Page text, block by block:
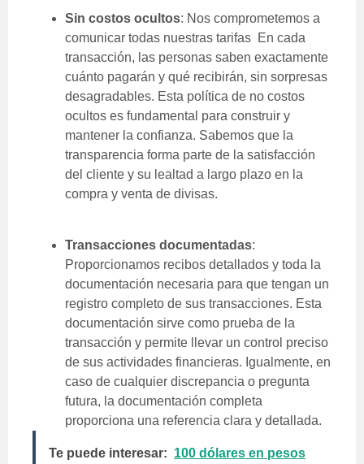
Sin costos ocultos: Nos comprometemos a
comunicar todas nuestras tarifas En cada
transacción, las personas saben exactamente
cuánto pagarán y qué recibirán, sin sorpresas
desagradables. Esta política de no costos
ocultos es fundamental para construir y
mantener la confianza. Sabemos que la
transparencia forma parte de la satisfacción
del cliente y su lealtad a largo plazo en la
compra y venta de divisas.
Transacciones documentadas:
Proporcionamos recibos detallados y toda la
documentación necesaria para que tengan un
registro completo de sus transacciones. Esta
documentación sirve como prueba de la
transacción y permite llevar un control preciso
de sus actividades financieras. Igualmente, en
caso de cualquier discrepancia o pregunta
futura, la documentación completa
proporciona una referencia clara y detallada.
Te puede interesar: 100 dólares en pesos